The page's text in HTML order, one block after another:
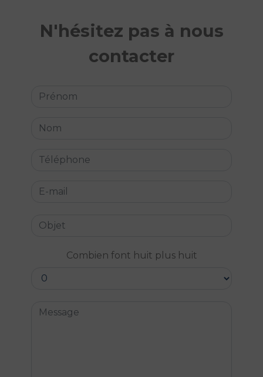
N'hésitez pas à nous
contacter
Combien font huit plus huit